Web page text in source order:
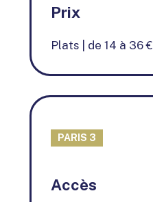
Prix
Plats | de 14 à 36 €
PARIS 3
−
Accès